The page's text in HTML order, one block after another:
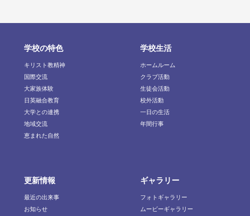
学校の特色
キリスト教精神
国際交流
大家族体験
日英融合教育
大学との連携
地域交流
恵まれた自然
学校生活
ホームルーム
クラブ活動
生徒会活動
校外活動
一日の生活
年間行事
更新情報
最近の出来事
お知らせ
ギャラリー
フォトギャラリー
ムービーギャラリー